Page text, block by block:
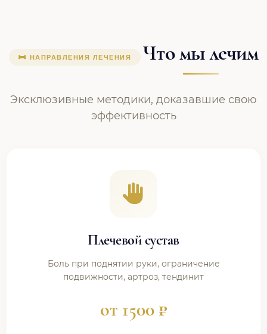
НАПРАВЛЕНИЯ ЛЕЧЕНИЯ Что мы лечим
Эксклюзивные методики, доказавшие свою
эффективность
Плечевой сустав
Боль при поднятии руки, ограничение
подвижности, артроз, тендинит
от 1500 ₽